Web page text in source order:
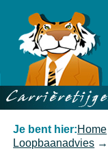
Je bent hier:Home
Loopbaanadvies →